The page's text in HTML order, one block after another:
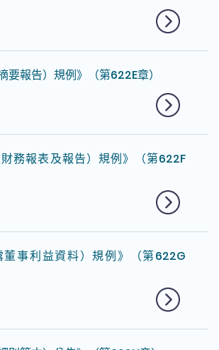
要報告）規例》（第622E章）
財務報表及報告）規例》（第622F
董事利益資料）規例》（第622G